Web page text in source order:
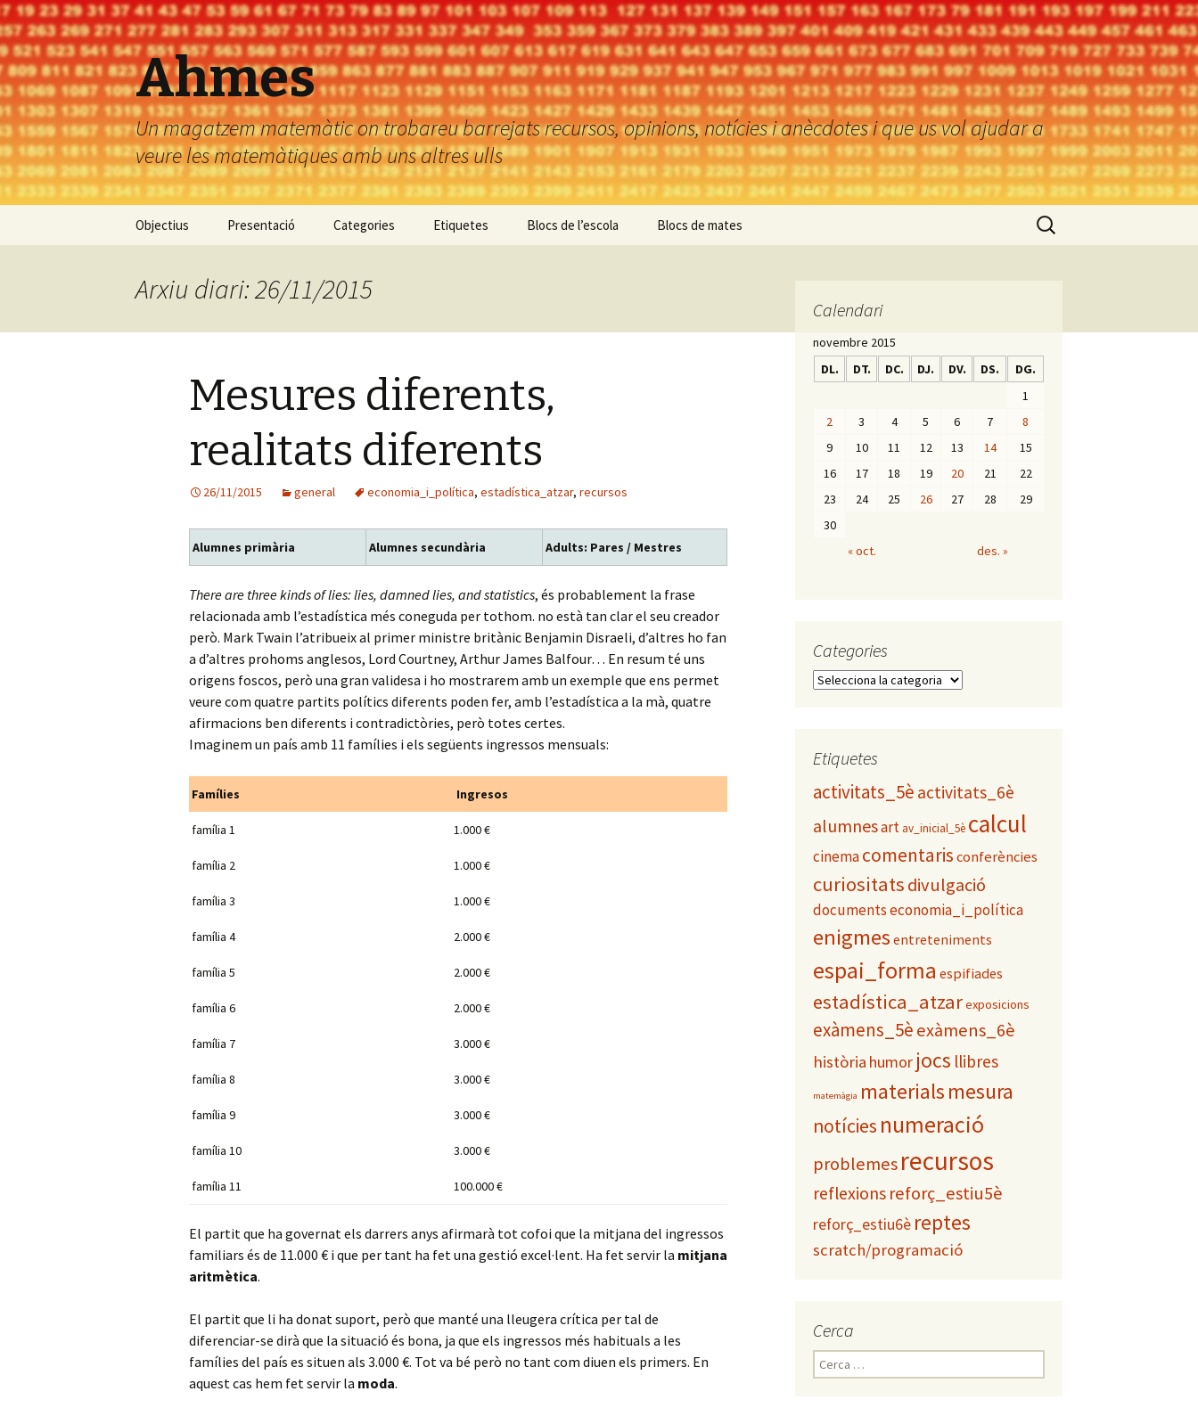
Ahmes
Un magatzem matemàtic on trobareu barrejats recursos, opinions, notícies i anècdotes i que us vol ajudar a
veure les matemàtiques amb uns altres ulls
Vés
Objectius Presentació Categories Etiquetes Blocs de l’escola Blocs de mates Cerca:
Arxiu diari: 26/11/2015
Mesures diferents,
realitats diferents
26/11/2015 general economia_i_política, estadística_atzar, recursos
Alumnes primària Alumnes secundària Adults: Pares / Mestres
There are three kinds of lies: lies, damned lies, and statistics, és probablement la frase
relacionada amb l’estadística més coneguda per tothom. no està tan clar el seu creador
però. Mark Twain l’atribueix al primer ministre britànic Benjamin Disraeli, d’altres ho fan
a d’altres prohoms anglesos, Lord Courtney, Arthur James Balfour… En resum té uns
origens foscos, però una gran validesa i ho mostrarem amb un exemple que ens permet
veure com quatre partits polítics diferents poden fer, amb l’estadística a la mà, quatre
afirmacions ben diferents i contradictòries, però totes certes.
Imaginem un país amb 11 famílies i els següents ingressos mensuals:
Famílies Ingresos
família 1 1.000 €
família 2 1.000 €
família 3 1.000 €
família 4 2.000 €
família 5 2.000 €
família 6 2.000 €
família 7 3.000 €
família 8 3.000 €
família 9 3.000 €
família 10 3.000 €
família 11 100.000 €
El partit que ha governat els darrers anys afirmarà tot cofoi que la mitjana del ingressos
familiars és de 11.000 € i que per tant ha fet una gestió excel·lent. Ha fet servir la mitjana
aritmètica.
El partit que li ha donat suport, però que manté una lleugera crítica per tal de
diferenciar-se dirà que la situació és bona, ja que els ingressos més habituals a les
famílies del país es situen als 3.000 €. Tot va bé però no tant com diuen els primers. En
aquest cas hem fet servir la moda.
Calendari
novembre 2015
DL.
DT. DC. DJ. DV. DS. DG.
« oct. des. »
1
2
3 4 5 6 7
8
9
10 11 12 13 14
15
16
17 18 19 20 21
22
23
24 25 26 27 28
29
30
Categories
C
g
r
e
Etiquetes
activitats_5è activitats_6è
alumnesart av_inicial_5è calcul
cinemacomentarisconferències
curiositatsdivulgació
documentseconomia_i_política
enigmes entreteniments
espai_forma espifiades
estadística_atzarexposicions
exàmens_5èexàmens_6è
història humor jocs llibres
matemàgia materialsmesura
notícies numeració
problemesrecursos
reflexions reforç_estiu5è
reforç_estiu6è reptes
scratch/programació
Cerca
e